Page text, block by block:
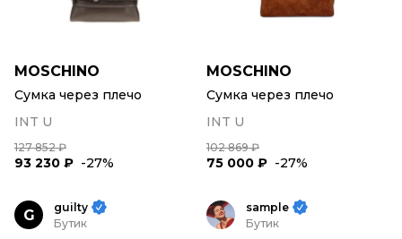
MOSCHINO
Сумка через плечо
INT U
127 852 ₽
93 230 ₽ -27%
MOSCHINO
Сумка через плечо
INT U
102 869 ₽
75 000 ₽ -27%
G
guilty
Бутик
sample
Бутик